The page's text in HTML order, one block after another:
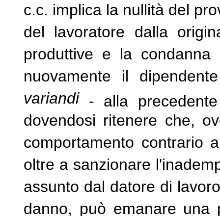
c.c. implica la nullità del
del lavoratore dalla
produttive e la
nuovamente il
variandi - alla
dovendosi ritenere che,
comportamento contrario
oltre a sanzionare
assunto dal datore di
danno, può emanare una